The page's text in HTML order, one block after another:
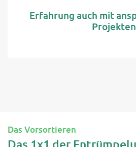
Erfahrung auch mit
Projekten
Das Vorsortieren
Das 1x1 der